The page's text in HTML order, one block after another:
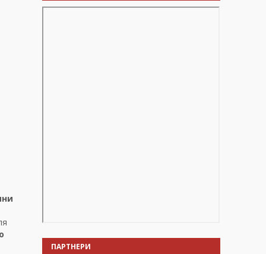
ПАРТНЕРИ